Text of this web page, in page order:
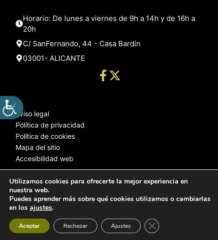
Horario: De lunes a viernes de 9h a 14h y de 16h a
20h
C/ SanFernando, 44 - Casa Bardín
03001- ALICANTE
Aviso legal
Política de privacidad
Política de cookies
Mapa del sitio
Accesibilidad web
© 2025 Web desarrollada por el Servicio de Informática de Diputación
Utilizamos cookies para ofrecerte la mejor experiencia en
nuestra web.
Puedes aprender más sobre qué cookies utilizamos o cambiarlas
en los ajustes.
Aceptar Rechazar Ajustes Cerrar el banner de